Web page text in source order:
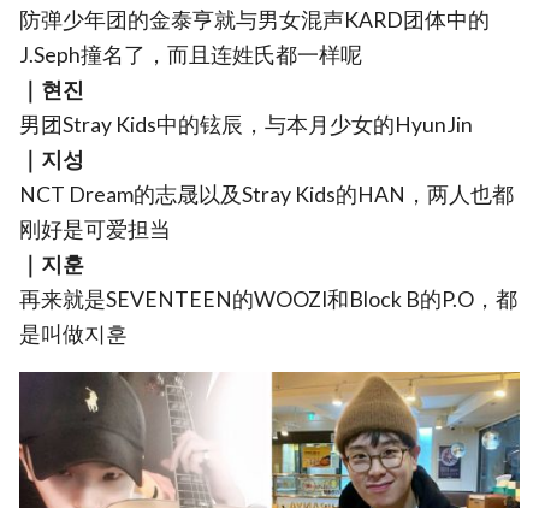
防弹少年团的金泰亨就与男女混声KARD团体中的
J.Seph撞名了，而且连姓氏都一样呢
｜현진
男团Stray Kids中的铉辰，与本月少女的HyunJin
｜지성
NCT Dream的志晟以及Stray Kids的HAN，两人也都
刚好是可爱担当
｜지훈
再来就是SEVENTEEN的WOOZI和Block B的P.O，都
是叫做지훈